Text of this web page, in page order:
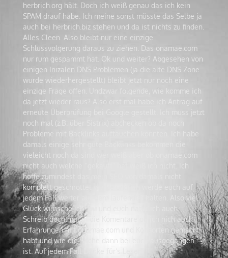
herbrich.org hält. Doch ich weiß genau das ich kein
SPAM drauf habe. Ich meine sonst müsste das Selbe ja
auch bei herbrich.biz stehen und da ist nichts zu finden.
Alles Cleen. Also bleibt nur eine einzige
Schlussvolgerung daraus zu ziehen. Das onamae.com
nur rum gespammt hat. Ok und weiter? Abgesehen von
einigen Inizalen DNS Problemen (ja die alte DNS Zone
wurde wiederhergestellt) bleibt jetzt nur noch eine
einzige Frage offen. Undzwar folgende, wie komme ich
da jetzt wieder raus? Also erst mal habe ich Antrag auf
erneute Überprüfung bei Google gestellt. Ich muss jetzt
noch mal (z.B: über Sistrix) abchecken ob da noch
Probleme mit Backlinks auftauchen könnten. Ich habe
damals einige sehr gute Backlinks bekommen die
vieleicht noch da sind wer weiß aber ob onamae.com
nicht auch welche “gekauft” hat weiß ich nicht. Ich
hoffe zumindest das mein SEO von damals nicht
komplett geschrottet wurde und ich werde euch auf
jedem Fall weiter auf dem laufenden halten. Also viel
Glück wünsche ich mir und euch natürlich auch.
Schreib doch mal in die Komentare ob ich nich auch
Erfahrungen mit onamae.com und Konsorten gemacht
habt und wie die Sache dann bei euch ausgegangen
ist. Auf jedem Fall Danke für’s Lesen.